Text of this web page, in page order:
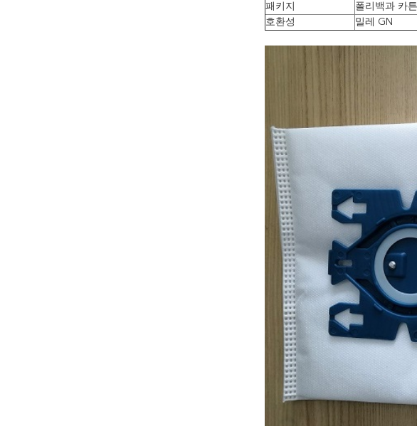
패키지
폴리백과 카
호환성
밀레 GN